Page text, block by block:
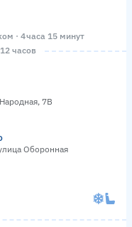
· 4 часа 15 минут
часов
7В
Оборонная